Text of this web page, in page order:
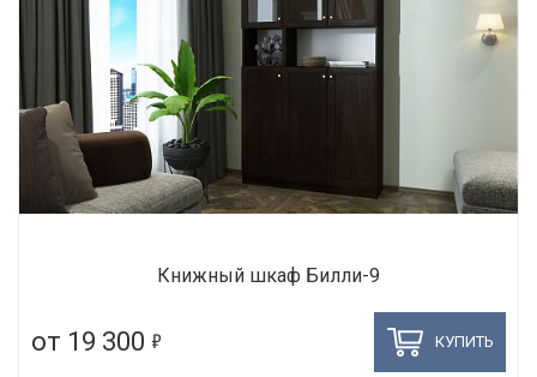
Книжный шкаф Билли-9
от 19 300 5 КУПИТЬ